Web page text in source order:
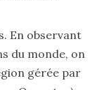
En observant
du monde, on
gérée par